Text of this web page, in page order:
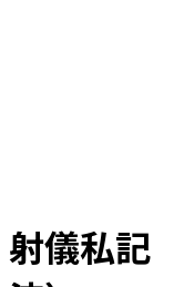
射儀私記